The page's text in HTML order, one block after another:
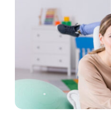
TALLER DE GIMNASIA CEREBRAL
CONVENIOS
ATIENDE CON NOSOTROS